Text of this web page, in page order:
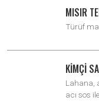
MISIR
Türüf
KİMÇİ
Lahana,
acı sos ile